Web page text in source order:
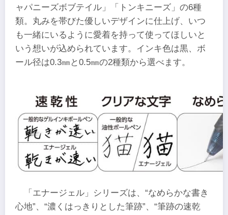
ャパニーズボブテイル」「トンキニーズ」の6種
類。丸みを帯びた優しいデザインに仕上げ、いつ
も一緒にいるように愛着を持って使ってほしいと
いう想いが込められています。インキ色は黒、ボ
ール径は0.3㎜と0.5㎜の2種類から選べます。
「エナージェル」シリーズは、“なめらかな書き
心地”、“濃くはっきりとした筆跡”、“筆跡の速乾